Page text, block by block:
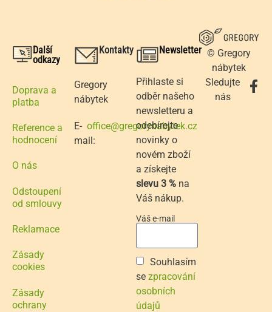
© Gregory
nábytek
Sledujte
nás
Další
odkazy
Doprava a
platba
Reference a
hodnocení
O nás
Odstoupení
od smlouvy
Reklamace
Zásady
cookies
Zásady
ochrany
Kontakty
Gregory
nábytek
E-
mail:
office@gregorynabytek.cz
Newsletter
Přihlaste si
odběr našeho
newsletteru a
odebírejte
novinky o
novém zboží
a získejte
slevu 3 % na
Váš nákup.
Váš e-mail
Souhlasím
se zpracování
osobních
údajů